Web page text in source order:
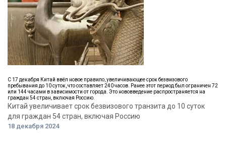
С 17 декабря Китай ввёл новое правило, увеличивающее срок безвизового
пребывания до 10 суток, что составляет 240 часов. Ранее этот период был ограничен 72
или 144 часами в зависимости от города. Это нововведение распространяется на
граждан 54 стран, включая Россию.
Китай увеличивает срок безвизового транзита до 10 суток
для граждан 54 стран, включая Россию
18 декабря 2024